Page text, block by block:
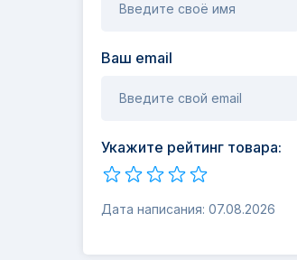
Введите своё имя
Ваш email
Введите свой email
Укажите рейтинг товара:
Дата написания: 07.08.2026